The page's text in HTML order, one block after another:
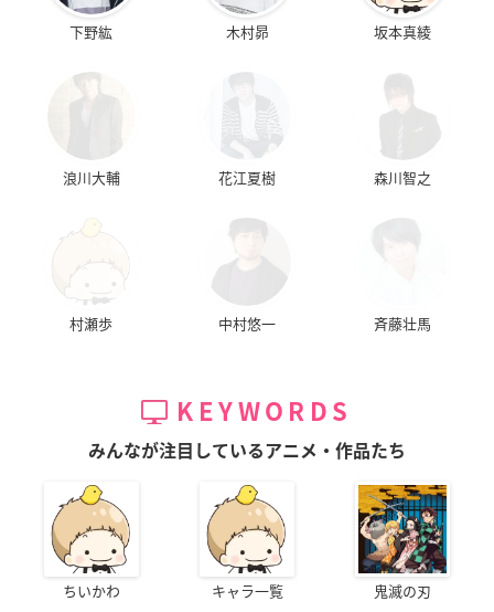
下野紘 木村昴 坂本真綾
浪川大輔 花江夏樹 森川智之
村瀬歩 中村悠一 斉藤壮馬
KEYWORDS
みんなが注目しているアニメ・作品たち
ちいかわ キャラ一覧 鬼滅の刃